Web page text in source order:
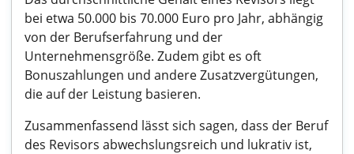
bei etwa 50.000 bis 70.000 Euro pro Jahr, abhängig
von der Berufserfahrung und der
Unternehmensgröße. Zudem gibt es oft
Bonuszahlungen und andere Zusatzvergütungen,
die auf der Leistung basieren.
Zusammenfassend lässt sich sagen, dass der Beruf
des Revisors abwechslungsreich und lukrativ ist,